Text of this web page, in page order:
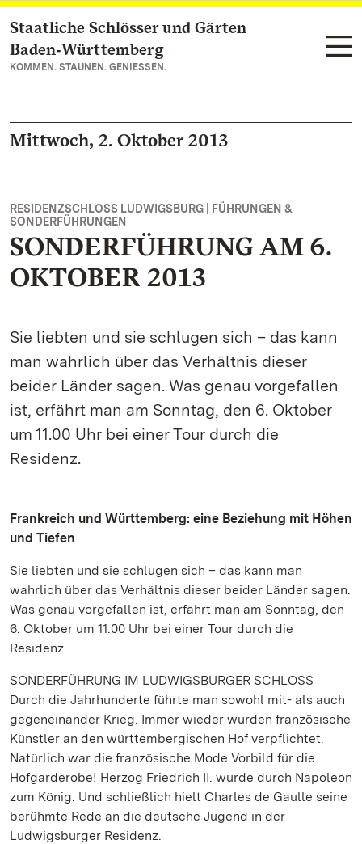
Zum Hauptinhalt springen
Staatliche Schlösser und Gärten
Baden‑Württemberg
KOMMEN. STAUNEN. GENIESSEN.
Mittwoch, 2. Oktober 2013
RESIDENZSCHLOSS LUDWIGSBURG | FÜHRUNGEN &
SONDERFÜHRUNGEN
SONDERFÜHRUNG AM 6.
OKTOBER 2013
Sie liebten und sie schlugen sich – das kann
man wahrlich über das Verhältnis dieser
beider Länder sagen. Was genau vorgefallen
ist, erfährt man am Sonntag, den 6. Oktober
um 11.00 Uhr bei einer Tour durch die
Residenz.
Frankreich und Württemberg: eine Beziehung mit Höhen
und Tiefen
Sie liebten und sie schlugen sich – das kann man
wahrlich über das Verhältnis dieser beider Länder sagen.
Was genau vorgefallen ist, erfährt man am Sonntag, den
6. Oktober um 11.00 Uhr bei einer Tour durch die
Residenz.
SONDERFÜHRUNG IM LUDWIGSBURGER SCHLOSS
Durch die Jahrhunderte führte man sowohl mit- als auch
gegeneinander Krieg. Immer wieder wurden französische
Künstler an den württembergischen Hof verpflichtet.
Natürlich war die französische Mode Vorbild für die
Hofgarderobe! Herzog Friedrich II. wurde durch Napoleon
zum König. Und schließlich hielt Charles de Gaulle seine
berühmte Rede an die deutsche Jugend in der
Ludwigsburger Residenz.